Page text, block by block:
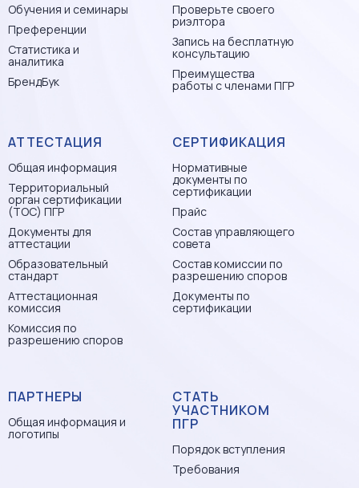
Обучения и семинары
Преференции
Статистика и
аналитика
БрендБук
Проверьте своего
риэлтора
Запись на бесплатную
консультацию
Преимущества
работы с членами ПГР
АТТЕСТАЦИЯ
Общая информация
Территориальный
орган сертификации
(ТОС) ПГР
Документы для
аттестации
Образовательный
стандарт
Аттестационная
комиссия
Комиссия по
разрешению споров
СЕРТИФИКАЦИЯ
Нормативные
документы по
сертификации
Прайс
Состав управляющего
совета
Состав комиссии по
разрешению споров
Документы по
сертификации
ПАРТНЕРЫ
Общая информация и
логотипы
СТАТЬ
УЧАСТНИКОМ
ПГР
Порядок вступления
Требования